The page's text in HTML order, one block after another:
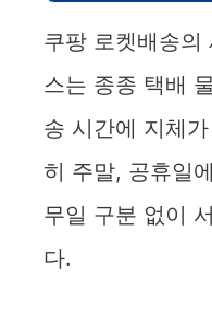
쿠팡 로켓배송의
스는 종종 택배
송 시간에 지체
히 주말, 공휴일
무일 구분 없이
다.